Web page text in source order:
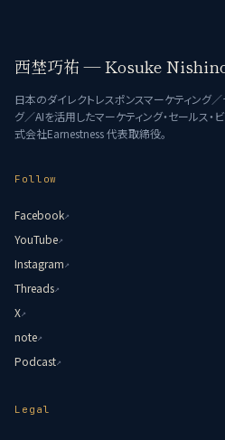
西埜巧祐 — Kosuke
日本のダイレクトレスポンスマーケティング
グ／AIを活用したマーケティング・セールス・
式会社Earnestness 代表取締役。
Follow
Facebook↗
YouTube↗
Instagram ↗
Threads↗
X↗
note↗
Podcast↗
Legal